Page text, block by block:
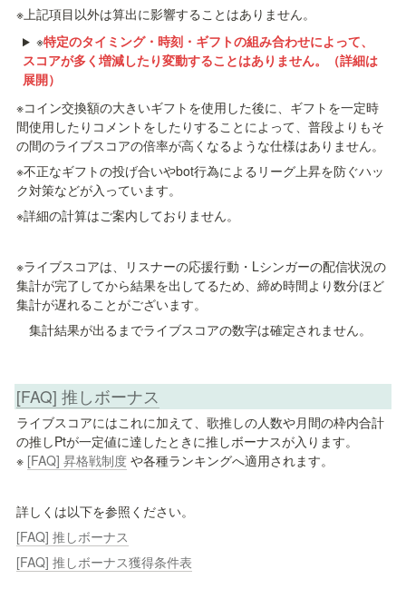
※上記項目以外は算出に影響することはありません。
※特定のタイミング・時刻・ギフトの組み合わせによって、
スコアが多く増減したり変動することはありません。（詳細は
展開）
※コイン交換額の大きいギフトを使用した後に、ギフトを一定時
間使用したりコメントをしたりすることによって、普段よりもそ
の間のライブスコアの倍率が高くなるような仕様はありません。
※不正なギフトの投げ合いやbot行為によるリーグ上昇を防ぐハッ
ク対策などが入っています。
※詳細の計算はご案内しておりません。
※ライブスコアは、リスナーの応援行動・Lシンガーの配信状況の
集計が完了してから結果を出してるため、締め時間より数分ほど
集計が遅れることがございます。
集計結果が出るまでライブスコアの数字は確定されません。
[FAQ] 推しボーナス
ライブスコアにはこれに加えて、歌推しの人数や月間の枠内合計
の推しPtが一定値に達したときに推しボーナスが入ります。
※ [FAQ] 昇格戦制度 や各種ランキングへ適用されます。
詳しくは以下を参照ください。
[FAQ] 推しボーナス
[FAQ] 推しボーナス獲得条件表